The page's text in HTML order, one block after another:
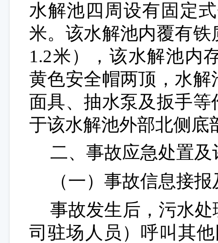
水解池四周设有固定
米。 该水解池内覆有铁
1.2米），该水解池内
黄色安全帽两顶， 水解
面具、抽水泵及扳手
于该水解池外部北侧 底
二、 事故应急处置及
（一）事故信息接
事故发生后，污水
司驻场人员）呼叫其